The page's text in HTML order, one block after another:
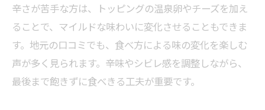
辛さが苦手な方は、トッピングの温泉卵やチーズを加え
ることで、マイルドな味わいに変化させることもできま
す。地元の口コミでも、食べ方による味の変化を楽しむ
声が多く見られます。辛味やシビレ感を調整しながら、
最後まで飽きずに食べきる工夫が重要です。